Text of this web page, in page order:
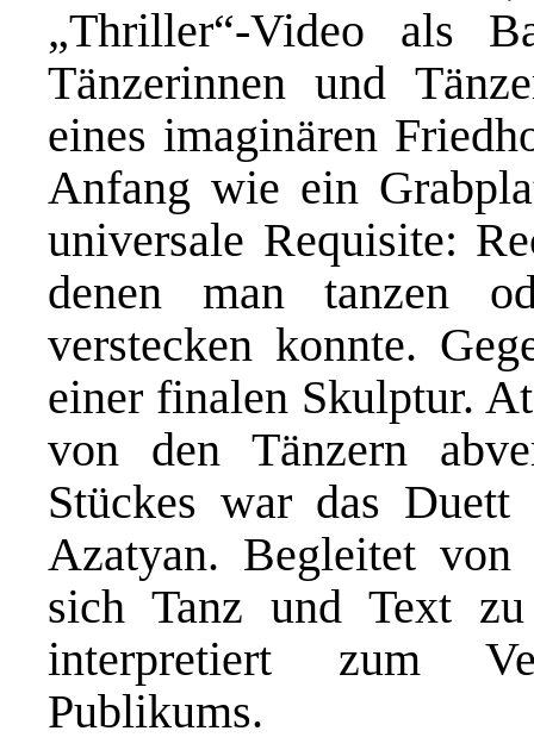
„Thriller“-Video als
Tänzerinnen und
eines imaginären
Anfang wie ein
universale Requisite:
denen man tanzen
verstecken konnte.
einer finalen Skulptur.
von den Tänzern
Stückes war das
Azatyan. Begleitet von
sich Tanz und Text
interpretiert zum
Publikums.